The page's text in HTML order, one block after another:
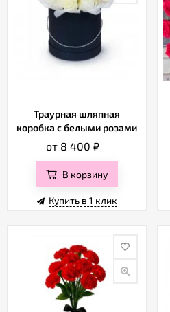
Траурная шляпная
коробка с белыми розами
от 8 400₽
В корзину
Купить в 1 клик